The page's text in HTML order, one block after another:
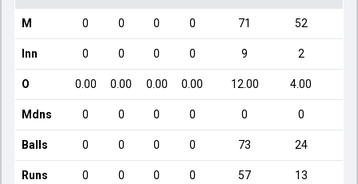
M 0 0 0 0 71 52
Inn 0 0 0 0 9 2
O 0.00 0.00 0.00 0.00 12.00 4.00
Mdns 0 0 0 0 0 0
Balls 0 0 0 0 73 24
Runs 0 0 0 0 57 13